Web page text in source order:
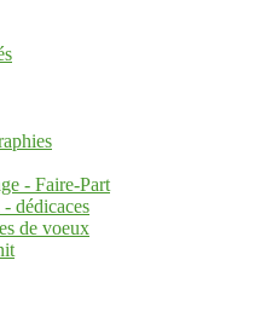
- Faire-Part
dédicaces
de voeux